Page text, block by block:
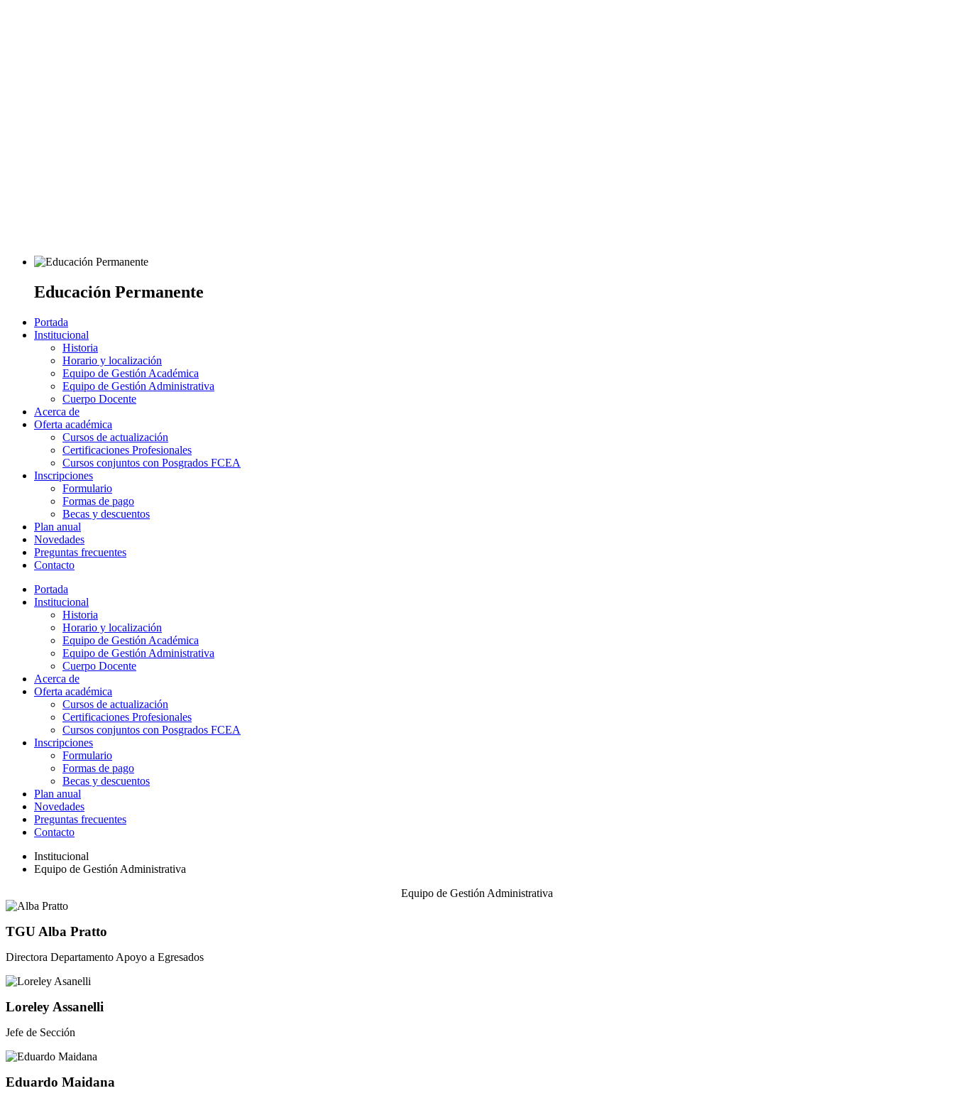
Educación Permanente
Portada
Institucional
Historia
Horario y localización
Equipo de Gestión Académica
Equipo de Gestión Administrativa
Cuerpo Docente
Acerca de
Oferta académica
Cursos de actualización
Certificaciones Profesionales
Cursos conjuntos con Posgrados FCEA
Inscripciones
Formulario
Formas de pago
Becas y descuentos
Plan anual
Novedades
Preguntas frecuentes
Contacto
Portada
Institucional
Historia
Horario y localización
Equipo de Gestión Académica
Equipo de Gestión Administrativa
Cuerpo Docente
Acerca de
Oferta académica
Cursos de actualización
Certificaciones Profesionales
Cursos conjuntos con Posgrados FCEA
Inscripciones
Formulario
Formas de pago
Becas y descuentos
Plan anual
Novedades
Preguntas frecuentes
Contacto
Institucional
Equipo de Gestión Administrativa
Equipo de Gestión Administrativa
TGU Alba Pratto
Directora Departamento Apoyo a Egresados
Loreley Assanelli
Jefe de Sección
Eduardo Maidana